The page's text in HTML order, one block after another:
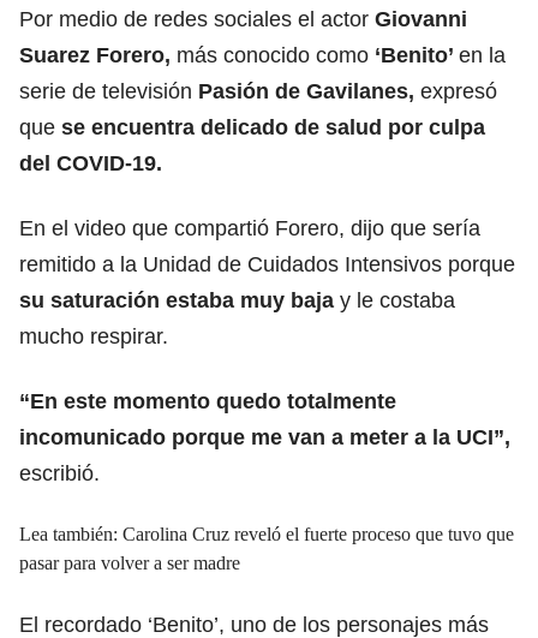
Por medio de redes sociales el actor Giovanni
Suarez Forero, más conocido como ‘Benito’ en la
serie de televisión Pasión de Gavilanes, expresó
que se encuentra delicado de salud por culpa
del COVID-19.
En el video que compartió Forero, dijo que sería
remitido a la Unidad de Cuidados Intensivos porque
su saturación estaba muy baja y le costaba
mucho respirar.
“En este momento quedo totalmente
incomunicado porque me van a meter a la UCI”,
escribió.
Lea también: Carolina Cruz reveló el fuerte proceso que tuvo que
pasar para volver a ser madre
El recordado ‘Benito’, uno de los personajes más